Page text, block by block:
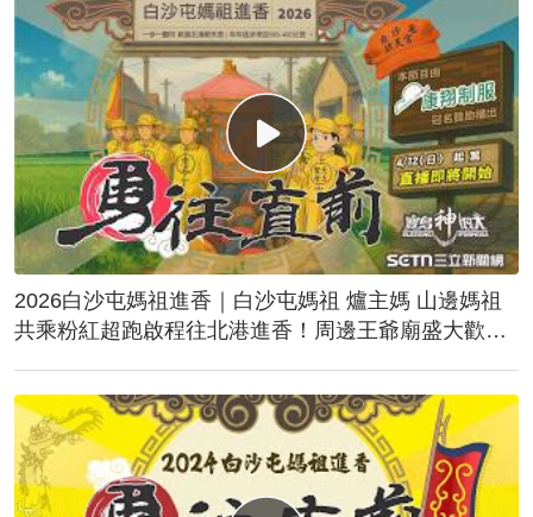
2026白沙屯媽祖進香｜白沙屯媽祖 爐主媽 山邊媽祖
共乘粉紅超跑啟程往北港進香！周邊王爺廟盛大歡